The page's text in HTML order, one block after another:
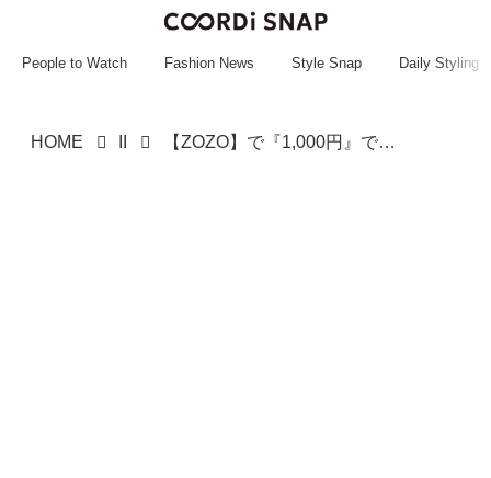
~~~~~~~~~~~
People to Watch Fashion News Style Snap Daily Styling
HOME 【ZOZO】で『1,000円』でゲット！ 通気性ありでサラッと着られる「優秀Tシャツ」